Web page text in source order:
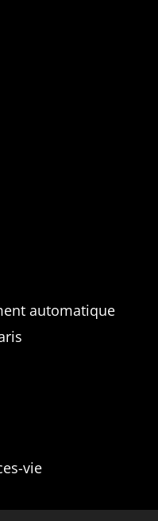
automatique
vie